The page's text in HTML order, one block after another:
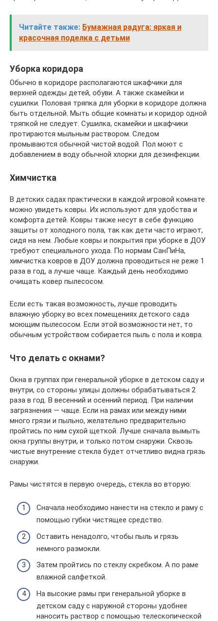
Читайте также: Бумажная радуга: яркая и
красочная поделка с детьми
Уборка коридора
Обычно в коридоре располагаются шкафчики для
верхней одежды детей, обуви. А также скамейки и
сушилки. Половая тряпка для уборки в коридоре должна
быть отдельной. Мыть общие комнаты и коридор одной
тряпкой не следует. Сушилка, скамейки и шкафчики
протираются мыльным раствором. Следом
промываются обычной чистой водой. Пол моют с
добавлением в воду обычной хлорки для дезинфекции.
Химчистка
В детских садах практически в каждой игровой комнате
можно увидеть ковры. Их используют для удобства и
комфорта детей. Ковры также несут в себе функцию
защиты от холодного пола, так как дети часто играют,
сидя на нем. Любые ковры и покрытия при уборке в ДОУ
требуют специального ухода. По нормам СанПиНа,
химчистка ковров в ДОУ должна проводиться не реже 1
раза в год, а лучше чаще. Каждый день необходимо
очищать ковер пылесосом.
Если есть такая возможность, лучше проводить
влажную уборку во всех помещениях детского сада
моющим пылесосом. Если этой возможности нет, то
обычным устройством собирается пыль с пола и ковра.
Что делать с окнами?
Окна в группах при генеральной уборке в детском саду и
внутри, со стороны улицы должны обрабатываться 2
раза в год. В весенний и осенний период. При наличии
загрязнения — чаще. Если на рамах или между ними
много грязи и пыльно, желательно предварительно
пройтись по ним сухой щеткой. Лучше сначала вымыть
окна группы внутри, и только потом снаружи. Сквозь
чистые внутренние стекла будет отчетливо видна грязь
снаружи.
Рамы чистятся в первую очередь, стекла во вторую:
Сначала необходимо нанести на стекло и раму с
помощью губки чистящее средство.
Оставить ненадолго, чтобы пыль и грязь
немного размокли.
Затем пройтись по стеклу скребком. А по раме
влажной салфеткой.
На высокие рамы при генеральной уборке в
детском саду с наружной стороны удобнее
наносить раствор с помощью телескопической